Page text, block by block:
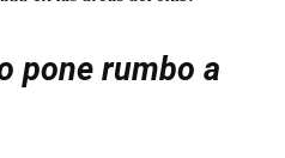
pone rumbo a